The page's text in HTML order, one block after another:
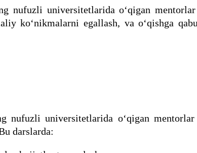
nufuzli universitetlarida o‘qigan
ko‘nikmalarni egallash, va o‘qishga
nufuzli universitetlarida o‘qigan
darslarda: